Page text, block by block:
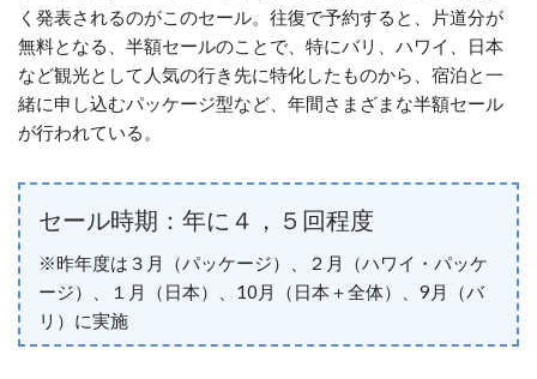
く発表されるのがこのセール。往復で予約すると、片道分が
無料となる、半額セールのことで、特にバリ、ハワイ、日本
など観光として人気の行き先に特化したものから、宿泊と一
緒に申し込むパッケージ型など、年間さまざまな半額セール
が行われている。
セール時期：年に４，５回程度
※昨年度は３月（パッケージ）、２月（ハワイ・パッケ
ージ）、１月（日本）、10月（日本＋全体）、9月（バ
リ）に実施